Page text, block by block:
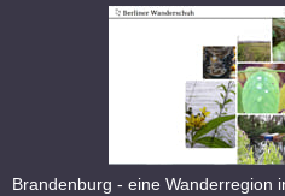
Brandenburg - eine Wanderregion